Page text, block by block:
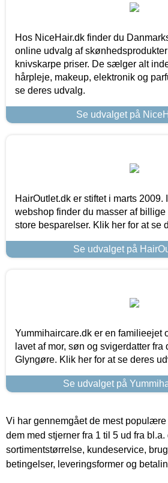
Hos NiceHair.dk finder du
online udvalg af
knivskarpe priser. De sælger alt
hårpleje, makeup, elektronik og
se deres udvalg.
Se udvalget på
HairOutlet.dk er stiftet i marts 2009.
webshop finder du masser af billige
store besparelser. Klik her for at se
Se udvalget på
Yummihaircare.dk er en familieejet
lavet af mor, søn og svigerdatter
Glyngøre. Klik her for at se deres
Se udvalget på
Vi har gennemgået de mest
dem med stjerner fra 1 til 5 ud fra
sortimentstørrelse, kundeservice,
betingelser, leveringsformer og